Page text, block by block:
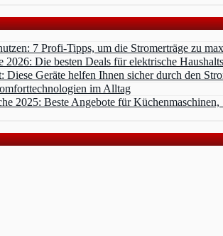
7 Profi-Tipps, um die Stromerträge zu
2026: Die besten Deals für elektrische
Geräte helfen Ihnen sicher durch den
im Alltag
2025: Beste Angebote für